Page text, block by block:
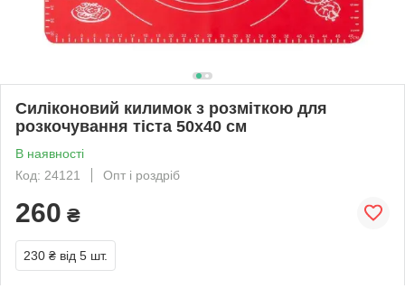
Силіконовий килимок з розміткою для
розкочування тіста 50х40 см
В наявності
Код: 24121
Опт і роздріб
260 ₴
230 ₴ від 5 шт.